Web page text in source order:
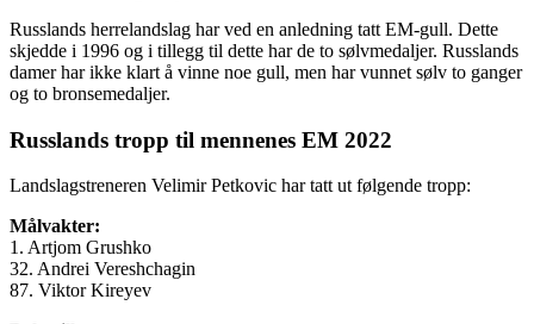
Russlands herrelandslag har ved en anledning tatt EM-gull. Dette
skjedde i 1996 og i tillegg til dette har de to sølvmedaljer. Russlands
damer har ikke klart å vinne noe gull, men har vunnet sølv to ganger
og to bronsemedaljer.
Russlands tropp til mennenes EM 2022
Landslagstreneren Velimir Petkovic har tatt ut følgende tropp:
Målvakter:
1. Artjom Grushko
32. Andrei Vereshchagin
87. Viktor Kireyev